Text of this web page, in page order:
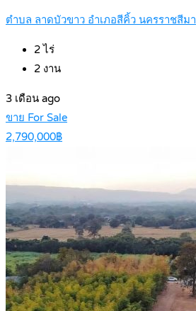
ตำบล ลาดบัวขาว อำเภอสีคิ้ว นครราชสีมา
2ไร่
2 งาน
3 เดือน ago
ขาย For Sale
2,790,000฿